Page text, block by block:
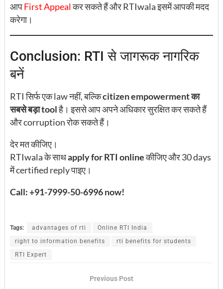
आपFirst Appealकर सकते हैं और RTIwala इसमें आपकी मदद
करेगा।
Conclusion: RTI से जागरूक नागरिक
बनें
RTI सिर्फ एक law नहीं, बल्किcitizen empowerment का
सबसे बड़ा toolहै। इससे आप अपने अधिकार सुरक्षित कर सकते हैं
और corruption रोक सकते हैं।
देर मत कीजिए।
RTIwala के साथapply for RTI onlineकीजिए और 30 days
में certified reply पाइए।
Call: +91-7999-50-6996now!
Tags: advantages of rti
Online RTI India
right to information benefits
rti benefits for students
RTI Expert
Previous Post